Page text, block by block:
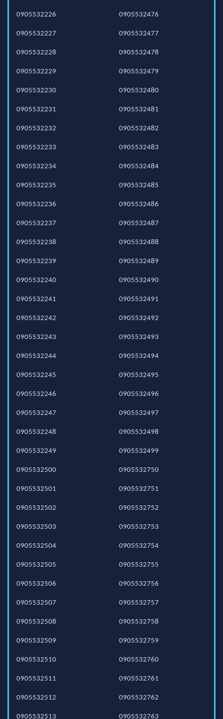
0905532226
0905532227
0905532228
0905532229
0905532230
0905532231
0905532232
0905532233
0905532234
0905532235
0905532236
0905532237
0905532238
0905532239
0905532240
0905532241
0905532242
0905532243
0905532244
0905532245
0905532246
0905532247
0905532248
0905532249
0905532476
0905532477
0905532478
0905532479
0905532480
0905532481
0905532482
0905532483
0905532484
0905532485
0905532486
0905532487
0905532488
0905532489
0905532490
0905532491
0905532492
0905532493
0905532494
0905532495
0905532496
0905532497
0905532498
0905532499
0905532500
0905532501
0905532502
0905532503
0905532504
0905532505
0905532506
0905532507
0905532508
0905532509
0905532510
0905532511
0905532512
0905532513
0905532750
0905532751
0905532752
0905532753
0905532754
0905532755
0905532756
0905532757
0905532758
0905532759
0905532760
0905532761
0905532762
0905532763